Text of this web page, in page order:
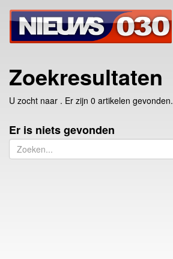
Zoekresultaten
U zocht naar . Er zijn 0 artikelen gevonden.
Er is niets gevonden